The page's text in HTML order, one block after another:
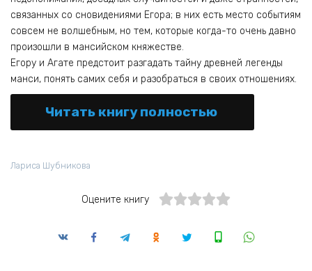
связанных со сновидениями Егора; в них есть место событиям
совсем не волшебным, но тем, которые когда-то очень давно
произошли в мансийском княжестве.
Егору и Агате предстоит разгадать тайну древней легенды
манси, понять самих себя и разобраться в своих отношениях.
Читать книгу полностью
Лариса Шубникова
Оцените книгу